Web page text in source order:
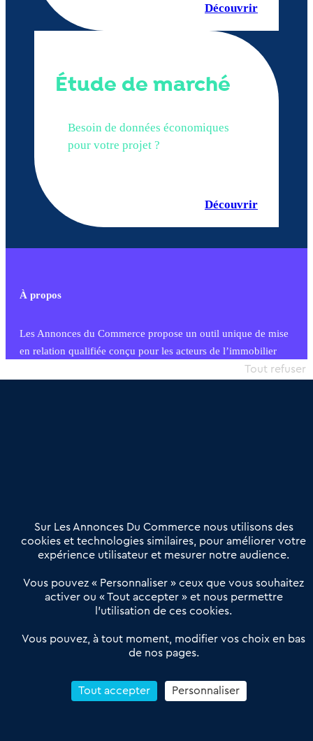
Découvrir
Étude de marché
Besoin de données économiques
pour votre projet ?
Découvrir
À propos
Les Annonces du Commerce propose un outil unique de mise
en relation qualifiée conçu pour les acteurs de l’immobilier
commercial et les collectivités territoriales, simple et intégrant
Offres Pro
Actualités
Qui sommes nous ?
Derniers articles
Réseau 3C : un partenaire national dédié aux transactions
Petitscommerces : Un partenariat au service du commerce de
proximité et des territoires
Reprendre un Restaurant Rapide
Sur Les Annonces Du Commerce nous utilisons des
cookies et technologies similaires, pour améliorer votre
expérience utilisateur et mesurer notre audience.
Vous pouvez « Personnaliser » ceux que vous souhaitez
activer ou « Tout accepter » et nous permettre
l’utilisation de ces cookies.
Vous pouvez, à tout moment, modifier vos choix en bas
de nos pages.
Tout accepter
Tout refuser
Personnaliser